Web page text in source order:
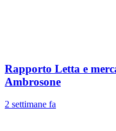
Rapporto Letta e
Ambrosone
2 settimane fa